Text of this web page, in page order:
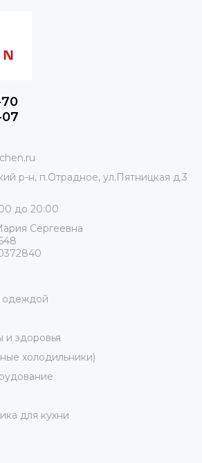
р-н, п.Отрадное, ул.Пятницкая д.3
до 20:00
Сергеевна
одеждой
и здоровья
холодильники)
для кухни